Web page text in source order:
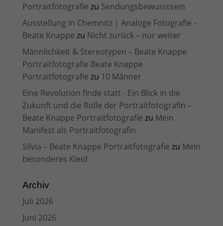
Portraitfotografie zu Sendungsbewusstsein
Ausstellung in Chemnitz | Analoge Fotografie -
Beate Knappe zu Nicht zurück – nur weiter
Männlichkeit & Stereotypen – Beate Knappe
Portraitfotografie Beate Knappe
Portraitfotografie zu 10 Männer
Eine Revolution finde statt - Ein Blick in die
Zukunft und die Rolle der Portraitfotografin –
Beate Knappe Portraitfotografie zu Mein
Manifest als Portraitfotografin
Silvia – Beate Knappe Portraitfotografie zu Mein
besonderes Kleid
Archiv
Juli 2026
Juni 2026